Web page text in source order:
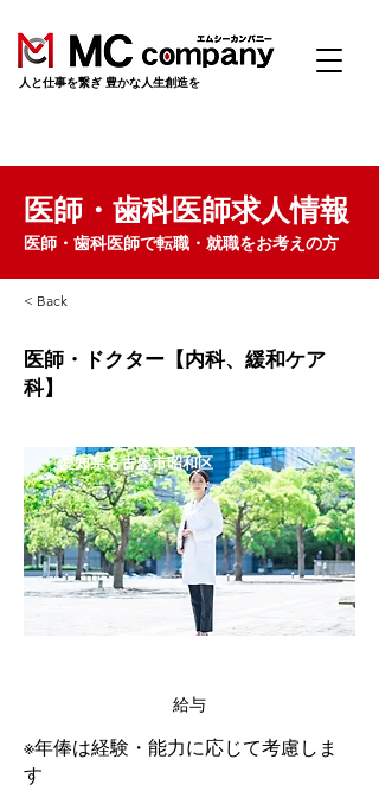
​人と仕事を繋ぎ 豊かな人生創造を
医師・歯科医師求人情報
医師・歯科医師で転職・就職をお考えの方
< Back
医師・ドクター【内科、緩和ケア
科】
愛知県名古屋市昭和区
給与
※年俸は経験・能力に応じて考慮しま
す